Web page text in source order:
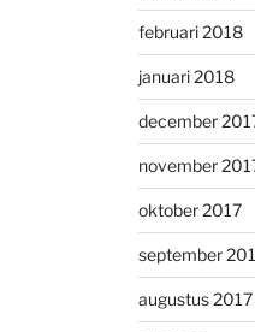
februari 2018
januari 2018
december
november
oktober 2017
september
augustus 2017